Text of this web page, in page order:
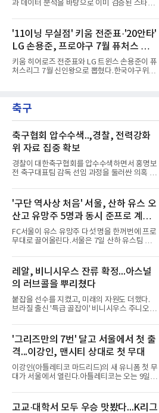
2023년 브리즈번 밴디츠, 2024년 퍼스 히트 등
과 데이터 분석을 바탕으로 이미 검증된 스타들
비롯해 메이저리그 정상급 선수들을 품으며 매
시즌 우승 후보로 평가받는 다저스의 행보는 늘
야구계의 관심을 끌었다. 가능성에 투자하기보
다, 이미 무대에서 증명한 선수들을 통해 당장의
경쟁력을 끌어올린다는 점이다.최근 한국 프로
야구에서도 비슷한 방향성을 보여주는 팀이 있
다. 바로 삼성 라이온즈다. 삼성은 오프시즌 최형
리더를 선택한 것이다.외국인 대체 투수 구성도
마찬가지다. 메이저리그
'11이닝 무실점' 키움 전준표·'20안타'
LG 손용준, 프로야구 7월 퓨처스 루키
상
키움 히어로즈 전준표와 LG 트윈스 손용준이 퓨
처스리그 7월 신인왕으로 뽑혔다.한국야구위원
기준으로 전준표가 0.63, 손용준이 0.73으로 각
각 투수와 타자 부문 1위에 올랐다.전준표의 7월
닝 무실점으로 2승을 챙겼다. 월간 평균자책점
0.00으로 전체 1위, 이닝당 출루허용률(WHIP)
은 1.00이다. 서울고 졸업 후 2024 신인 드래프
트 1라운드 8순위로 키움에 입단했다.손용준은
방망이로 존재감을 드러냈다. 지난달 퓨처스리
그 전체에서 가장 많은 20안타를 때
축구
축구협회 압수수색..,경찰, 전력강화
위 자료 집중 확보
경찰이 대한축구협회를 압수수색하면서 홍명보
전 축구대표팀 감독 선임 과정을 둘러싼 의혹 규
비판이 홍 전 감독에게 집중됐지만 경찰의 시선
은 다른 곳을 향한다. 성적 부진과 별개로 선임
과정에 부당함이 있었는지가 수사의 본류다.7일
연합뉴스 취재를 종합하면 서울경찰청 광역수사
단 금융범죄수사대는 전날 축구협회 사무실 등
을 압수수색해 감독 선임 관련 자료를 다수 확보
했다. 특히 감독 후보를 검토해 이사회에 추천하
독을 1순위 후보로 정하고 검증한 과정, 이사회
의 최종 승인 경위를 살
'구단 역사상 처음' 서울, 산하 유스 오
산고 유망주 5명과 동시 준프로 계
약...ACL2 겨냥
FC서울이 유스 유망주 다섯 명을 한꺼번에 프로
무대로 끌어올린다.서울은 7일 산하 유스팀 서
다고 밝혔다. 한 번에 다섯 명과 계약한 것은 구
단 역사상 처음으로, 3학년 김강준·신지섭·이서
현·정현웅과 2학년 정하원이 대상이다.오산고의
성적이 배경이 됐다. 올 시즌 백운기 전국 고등학
교 축구대회와 코리아풋볼파크 U-18 챔피언스
컵, K리그 U-17 챔피언십을 잇달아 제패했다.시
기도 맞물렸다. 서울은 9월 시작하는 아시아축
무대 경험을 주려 했다.면면도 다양하다. 측면 공
격수 정현웅은 돌파력이
레알, 비니시우스 잔류 확정...아스널
의 러브콜을 뿌리쳤다
붙잡을 선수를 지켰고, 미래의 자원도 더했다.
브라질 출신 '특급 골잡이' 비니시우스 주니오르
이어간다.스페인 프로축구 프리메라리가 '거함'
레알 마드리드는 7일(한국시간) 비니시우스와
2032년 6월 30일까지 유효한 6년 연장 계약에
합의했다고 공식 발표했다. 비니시우스는 재계
약 확정 후 사회관계망서비스(SNS)에 베르나베
우에서의 8년은 너무 짧다며, 앞으로 6년, 그리
고 영원히 함께하겠다고 애정을 드러냈다.성사
관심을 받았는데, 18개월간 이어진 재계약 협상
'그리즈만의 7번' 달고 서울에서 첫 출
격...이강인, 맨시티 상대로 첫 무대
이강인(아틀레티코 마드리드)의 새 유니폼 첫 무
대가 서울에서 열린다.아틀레티코는 오는 9일
와 2026 쿠팡플레이 시리즈 친선 경기를 치른다.
구단 소집 명단에 이강인이 포함되면서 변수가
고교·대학서 모두 우승 맛봤다...K리그